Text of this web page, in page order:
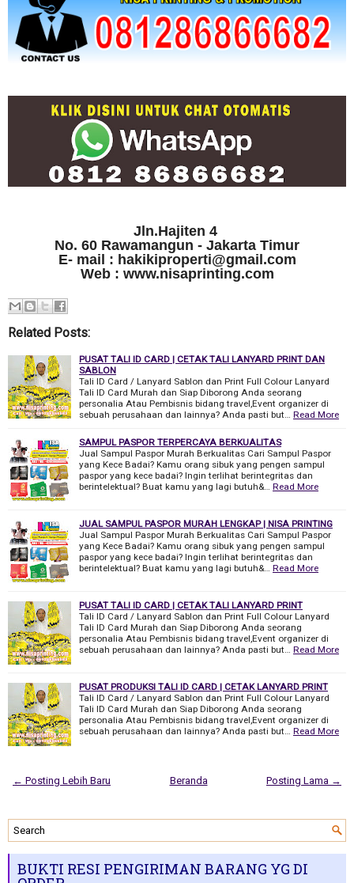
Jln.Hajiten 4
No. 60 Rawamangun - Jakarta Timur
E- mail : hakikiproperti@gmail.com
Web : www.nisaprinting.com
Related Posts:
PUSAT TALI ID CARD | CETAK TALI LANYARD PRINT DAN
SABLON
Tali ID Card / Lanyard Sablon dan Print Full Colour Lanyard
Tali ID Card Murah dan Siap Diborong Anda seorang
personalia Atau Pembisnis bidang travel,Event organizer di
sebuah perusahaan dan lainnya? Anda pasti but… Read More
SAMPUL PASPOR TERPERCAYA BERKUALITAS
Jual Sampul Paspor Murah Berkualitas Cari Sampul Paspor
yang Kece Badai? Kamu orang sibuk yang pengen sampul
paspor yang kece badai? Ingin terlihat berintegritas dan
berintelektual? Buat kamu yang lagi butuh&… Read More
JUAL SAMPUL PASPOR MURAH LENGKAP | NISA PRINTING
Jual Sampul Paspor Murah Berkualitas Cari Sampul Paspor
yang Kece Badai? Kamu orang sibuk yang pengen sampul
paspor yang kece badai? Ingin terlihat berintegritas dan
berintelektual? Buat kamu yang lagi butuh&… Read More
PUSAT TALI ID CARD | CETAK TALI LANYARD PRINT
Tali ID Card / Lanyard Sablon dan Print Full Colour Lanyard
Tali ID Card Murah dan Siap Diborong Anda seorang
personalia Atau Pembisnis bidang travel,Event organizer di
sebuah perusahaan dan lainnya? Anda pasti but… Read More
PUSAT PRODUKSI TALI ID CARD | CETAK LANYARD PRINT
Tali ID Card / Lanyard Sablon dan Print Full Colour Lanyard
Tali ID Card Murah dan Siap Diborong Anda seorang
personalia Atau Pembisnis bidang travel,Event organizer di
sebuah perusahaan dan lainnya? Anda pasti but… Read More
← Posting Lebih Baru Posting Lama →
Beranda
BUKTI RESI PENGIRIMAN BARANG YG DI